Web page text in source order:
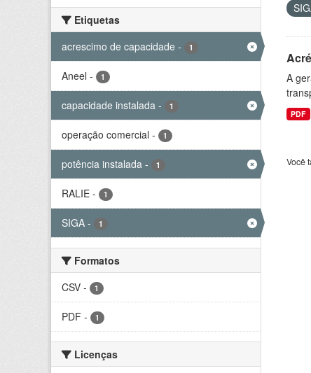
Etiquetas
acrescimo de capacidade - 1
Aneel - 1
capacidade instalada - 1
operação comercial - 1
potência instalada - 1
RALIE - 1
SIGA - 1
Formatos
CSV - 1
PDF - 1
Licenças
A
PDF
Você